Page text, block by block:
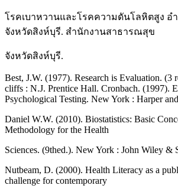
โรคเบาหวานและโรคความดันโลหิตสูง อ
จังหวัดสิงห์บุรี. สำนักงานสาธารณสุข
จังหวัดสิงห์บุรี.
Best, J.W. (1977). Research is Evaluation. (3
cliffs : N.J. Prentice Hall. Cronbach. (1997).
Psychological Testing. New York : Harper
Daniel W.W. (2010). Biostatistics: Basic
Methodology for the Health
Sciences. (9thed.). New York : John Wiley &
Nutbeam, D. (2000). Health Literacy as a
challenge for contemporary